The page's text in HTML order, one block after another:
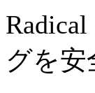
グを